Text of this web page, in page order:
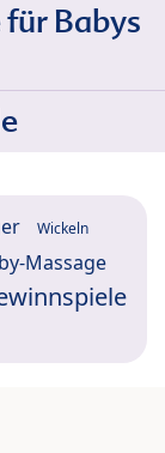
Babys
Wickeln
Massage